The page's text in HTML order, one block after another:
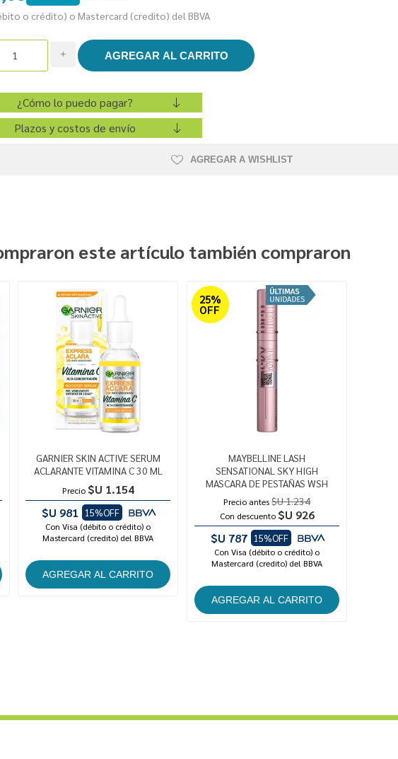
o crédito) o Mastercard (credito) del BBVA
i
¿Cómo lo puedo pagar?
Plazos y costos de envío
AGREGAR A WISHLIST
este artículo también compraron
GARNIER SKIN ACTIVE SERUM
ACLARANTE VITAMINA C 30 ML
Precio $U 1.154
$U 981
15%OFF
Con Visa (débito o crédito) o
Mastercard (credito) del BBVA
25%
OFF
MAYBELLINE LASH
SENSATIONAL SKY HIGH
MASCARA DE PESTAÑAS WSH
Precio antes $U 1.234
Con descuento $U 926
$U 787 15%OFF
Con Visa (débito o crédito) o
Mastercard (credito) del BBVA